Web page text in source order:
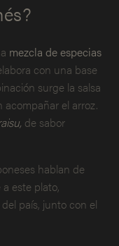
mezcla de especias
con una base
surge la salsa
acompañar el arroz.
de sabor
hablan de
este plato,
país, junto con el